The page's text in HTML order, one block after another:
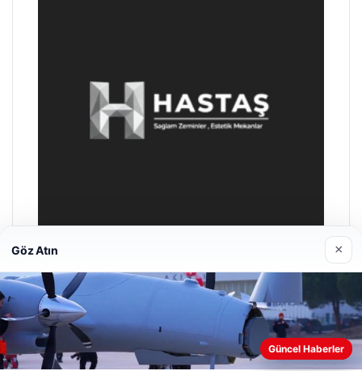
Prenses Night Club
29/04/2026
Web sitemizi nasıl kullandığınızı daha iyi anlayabilmek,
deneyiminizi kişiselleştirmek ve geliştirmek amacıyla çerezler
Göz Atın ×
Güncel Haberler